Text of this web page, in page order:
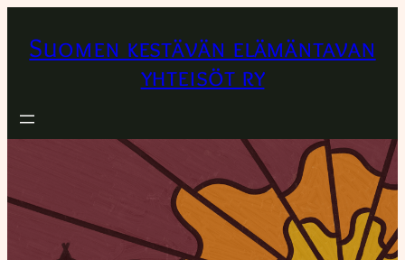
Suomen kestävän elämäntavan
yhteisöt ry